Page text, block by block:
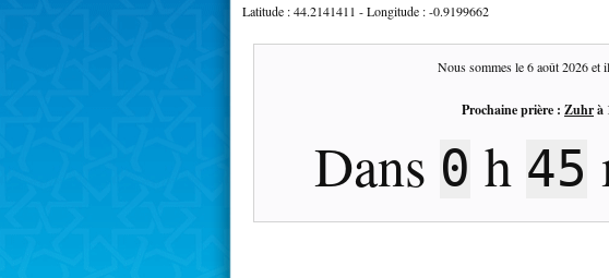
Latitude :44.2141411 - Longitude :-0.9199662
Nous sommes le6 août 2026et
Prochaine prière : Zuhrà
Dans 0 h 45